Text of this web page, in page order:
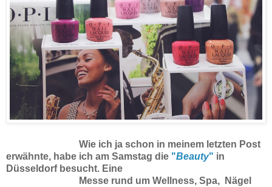
Wie ich ja schon in meinem letzten Post
erwähnte, habe ich am Samstag die "Beauty" in
Düsseldorf besucht. Eine
Messe rund um Wellness, Spa, Nägel